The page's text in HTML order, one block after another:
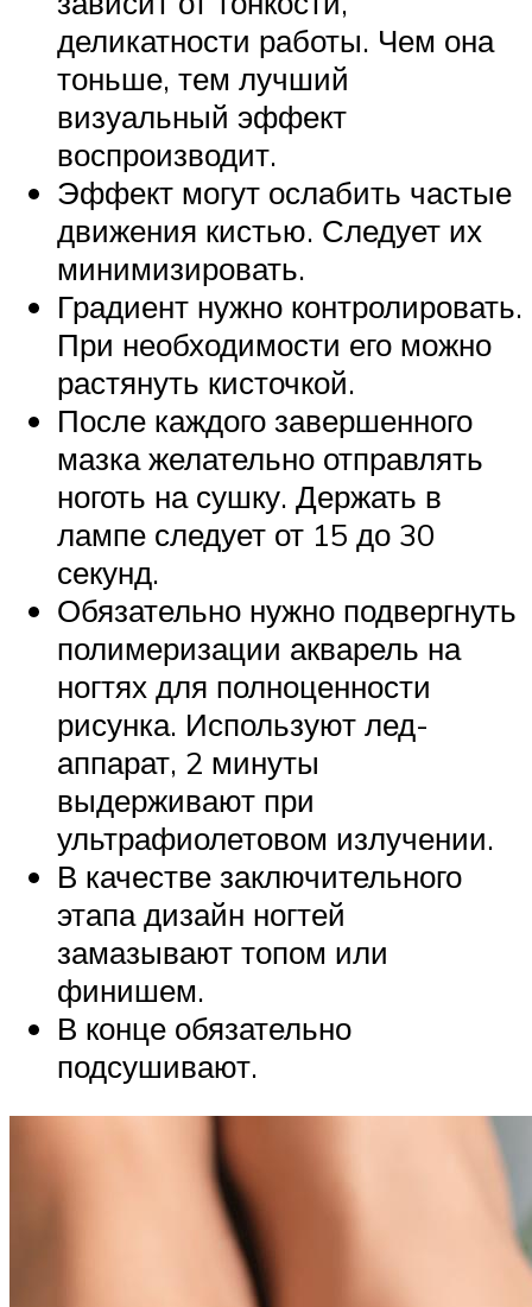
деликатности работы. Чем она
тоньше, тем лучший
визуальный эффект
воспроизводит.
Эффект могут ослабить частые
движения кистью. Следует их
минимизировать.
Градиент нужно контролировать.
При необходимости его можно
растянуть кисточкой.
После каждого завершенного
мазка желательно отправлять
ноготь на сушку. Держать в
лампе следует от 15 до 30
секунд.
Обязательно нужно подвергнуть
полимеризации акварель на
ногтях для полноценности
рисунка. Используют лед-
аппарат, 2 минуты
выдерживают при
ультрафиолетовом излучении.
В качестве заключительного
этапа дизайн ногтей
замазывают топом или
финишем.
В конце обязательно
подсушивают.